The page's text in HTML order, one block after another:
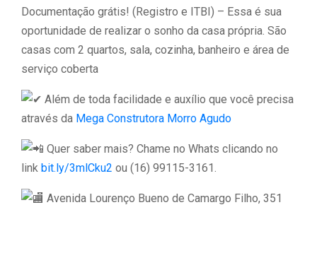
Documentação grátis! (Registro e ITBI) – Essa é sua
oportunidade de realizar o sonho da casa própria. São
casas com 2 quartos, sala, cozinha, banheiro e área de
serviço coberta
Além de toda facilidade e auxílio que você precisa
através da Mega Construtora Morro Agudo
Quer saber mais? Chame no Whats clicando no
link bit.ly/3mlCku2 ou (16) 99115-3161.
Avenida Lourenço Bueno de Camargo Filho, 351